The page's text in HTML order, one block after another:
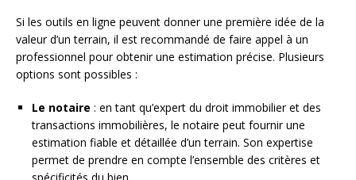
Si les outils en ligne peuvent donner une première idée de la
valeur d’un terrain, il est recommandé de faire appel à un
professionnel pour obtenir une estimation précise. Plusieurs
options sont possibles :
Le notaire : en tant qu’expert du droit immobilier et des
transactions immobilières, le notaire peut fournir une
estimation fiable et détaillée d’un terrain. Son expertise
permet de prendre en compte l’ensemble des critères et